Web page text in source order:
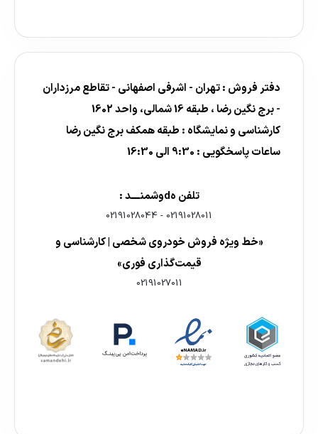
دفتر فروش : تهران - اشرفی اصفهانی - تقاطع مرزداران
- برج نگین رضا ، طبقه 16 شمالی، واحد 1602
کارشناسی و نمایشگاه : طبقه همکف برج نگین رضا
ساعات پاسخگویی : 9:30 الی 16:30
تلفن هdوشمنــــد :
02191028011
-
02191028044
«خط ویژه فروش خودروی شخصی | کارشناسی و
قیمت‌گذاری فوری»
02191027011